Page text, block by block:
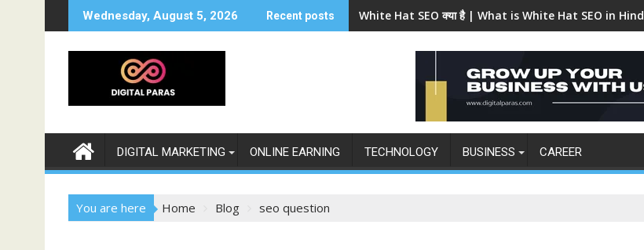
to
Wednesday, August 5, 2026 Recent posts White Hat SEO क्या है | What is White Hat SEO in Hindi
DIGITAL MARKETING ONLINE EARNING TECHNOLOGY BUSINESS CAREER
You are here Home Blog seo question